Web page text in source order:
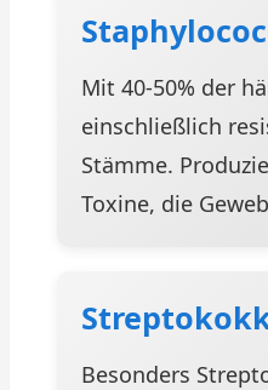
Mit 40-50% der
einschließlich
Stämme.
Toxine, die
Besonders